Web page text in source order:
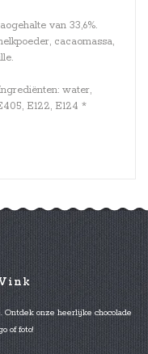
van 33,6%.
cacaomassa,
water,
E122, E124 *
onze heerlijke chocolade
of foto!